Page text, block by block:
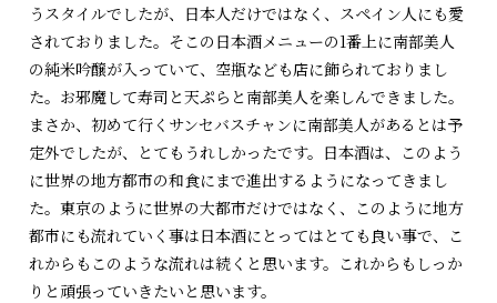
うスタイルでしたが、日本人だけではなく、スペイン人にも愛
されておりました。そこの日本酒メニューの1番上に南部美人
の純米吟醸が入っていて、空瓶なども店に飾られておりまし
た。お邪魔して寿司と天ぷらと南部美人を楽しんできました。
まさか、初めて行くサンセバスチャンに南部美人があるとは予
定外でしたが、とてもうれしかったです。日本酒は、このよう
に世界の地方都市の和食にまで進出するようになってきまし
た。東京のように世界の大都市だけではなく、このように地方
都市にも流れていく事は日本酒にとってはとても良い事で、こ
れからもこのような流れは続くと思います。これからもしっか
りと頑張っていきたいと思います。